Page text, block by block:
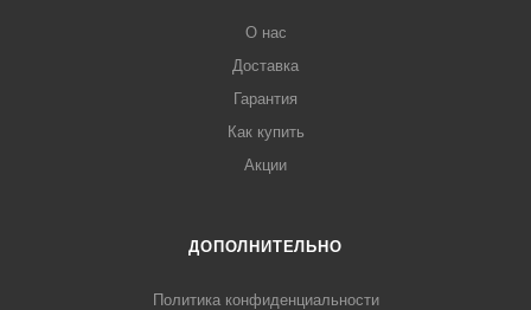
О нас
Доставка
Гарантия
Как купить
Акции
ДОПОЛНИТЕЛЬНО
Политика конфиденциальности